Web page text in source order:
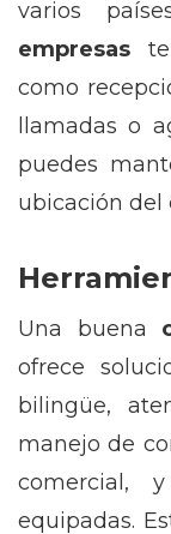
varios
empresas te
como
llamadas o
puedes
ubicación del
Una buena
ofrece
bilingüe,
manejo de
comercial,
equipadas.